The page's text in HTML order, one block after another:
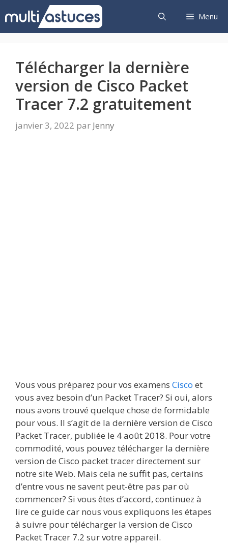
au
contenu
Menu
Télécharger la dernière
version de Cisco Packet
Tracer 7.2 gratuitement
janvier 3, 2022 par Jenny
Vous vous préparez pour vos examens Cisco et
vous avez besoin d’un Packet Tracer? Si oui, alors
nous avons trouvé quelque chose de formidable
pour vous. Il s’agit de la dernière version de Cisco
Packet Tracer, publiée le 4 août 2018. Pour votre
commodité, vous pouvez télécharger la dernière
version de Cisco packet tracer directement sur
notre site Web. Mais cela ne suffit pas, certains
d’entre vous ne savent peut-être pas par où
commencer? Si vous êtes d’accord, continuez à
lire ce guide car nous vous expliquons les étapes
à suivre pour télécharger la version de Cisco
Packet Tracer 7.2 sur votre appareil.